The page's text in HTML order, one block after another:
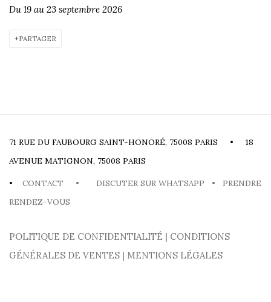
Du 19 au 23 septembre 2026
PARTAGER
71 RUE DU FAUBOURG SAINT-HONORÉ, 75008 PARIS • 18
AVENUE MATIGNON, 75008 PARIS
• CONTACT • DISCUTER SUR WHATSAPP •
PRENDRE
RENDEZ-VOUS
POLITIQUE DE CONFIDENTIALITÉ | CONDITIONS
GÉNÉRALES DE VENTES | MENTIONS LÉGALES